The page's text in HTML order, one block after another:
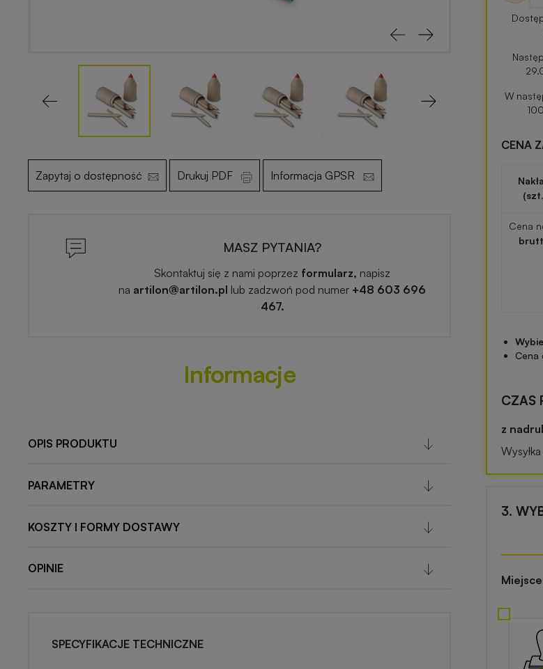
Next
Zapytaj o dostępność Drukuj PDF Informacja GPSR
MASZ PYTANIA?
Skontaktuj się z nami poprzez formularz, napisz
na artilon@artilon.pl lub zadzwoń pod numer +48 603 696
467.
Informacje
OPIS PRODUKTU
PARAMETRY
KOSZTY I FORMY DOSTAWY
OPINIE
SPECYFIKACJE TECHNICZNE
W
CENA
Cena
Cena
CZAS
z
3.